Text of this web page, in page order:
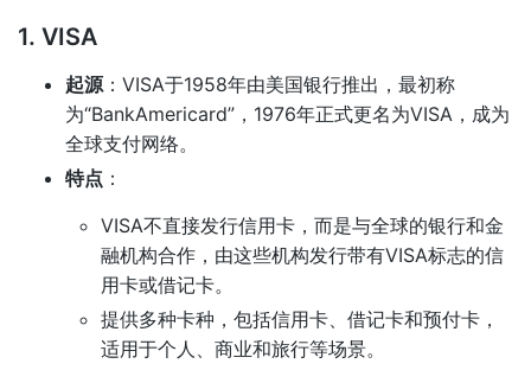
1. VISA
起源：VISA于1958年由美国银行推出，最初称
为“BankAmericard”，1976年正式更名为VISA，成为
全球支付网络。
特点 ：
VISA不直接发行信用卡，而是与全球的银行和金
融机构合作，由这些机构发行带有VISA标志的信
用卡或借记卡。
提供多种卡种，包括信用卡、借记卡和预付卡，
适用于个人、商业和旅行等场景。